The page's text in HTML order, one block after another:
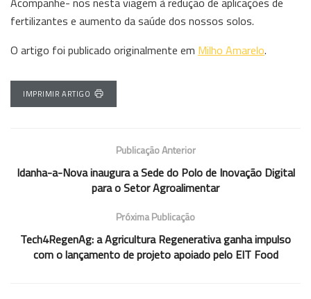
fertilizantes e aumento da saúde dos nossos solos.
O artigo foi publicado originalmente em Milho Amarelo.
IMPRIMIR ARTIGO
Publicação Anterior
Idanha-a-Nova inaugura a Sede do Polo de Inovação Digital
para o Setor Agroalimentar
Próxima Publicação
Tech4RegenAg: a Agricultura Regenerativa ganha impulso
com o lançamento de projeto apoiado pelo EIT Food